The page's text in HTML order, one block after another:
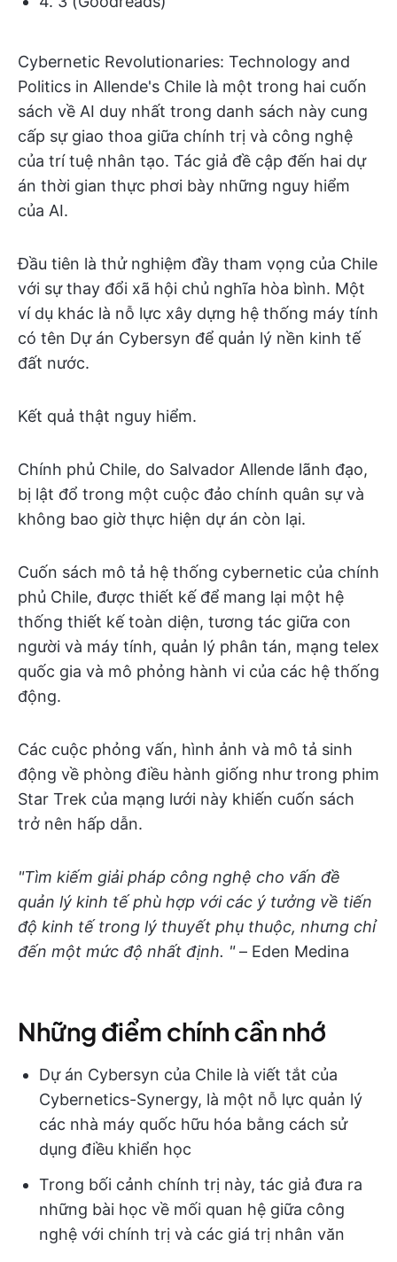
Cybernetic Revolutionaries: Technology and
Politics in Allende's Chile là một trong hai cuốn
sách về AI duy nhất trong danh sách này cung
cấp sự giao thoa giữa chính trị và công nghệ
của trí tuệ nhân tạo. Tác giả đề cập đến hai dự
án thời gian thực phơi bày những nguy hiểm
của AI.
Đầu tiên là thử nghiệm đầy tham vọng của Chile
với sự thay đổi xã hội chủ nghĩa hòa bình. Một
ví dụ khác là nỗ lực xây dựng hệ thống máy tính
có tên Dự án Cybersyn để quản lý nền kinh tế
đất nước.
Kết quả thật nguy hiểm.
Chính phủ Chile, do Salvador Allende lãnh đạo,
bị lật đổ trong một cuộc đảo chính quân sự và
không bao giờ thực hiện dự án còn lại.
Cuốn sách mô tả hệ thống cybernetic của chính
phủ Chile, được thiết kế để mang lại một hệ
thống thiết kế toàn diện, tương tác giữa con
người và máy tính, quản lý phân tán, mạng telex
quốc gia và mô phỏng hành vi của các hệ thống
động.
Các cuộc phỏng vấn, hình ảnh và mô tả sinh
động về phòng điều hành giống như trong phim
Star Trek của mạng lưới này khiến cuốn sách
trở nên hấp dẫn.
"Tìm kiếm giải pháp công nghệ cho vấn đề
quản lý kinh tế phù hợp với các ý tưởng về tiến
độ kinh tế trong lý thuyết phụ thuộc, nhưng chỉ
đến một mức độ nhất định. "– Eden Medina
Những điểm chính cần nhớ
Dự án Cybersyn của Chile là viết tắt của
Cybernetics-Synergy, là một nỗ lực quản lý
các nhà máy quốc hữu hóa bằng cách sử
dụng điều khiển học
Trong bối cảnh chính trị này, tác giả đưa ra
những bài học về mối quan hệ giữa công
nghệ với chính trị và các giá trị nhân văn